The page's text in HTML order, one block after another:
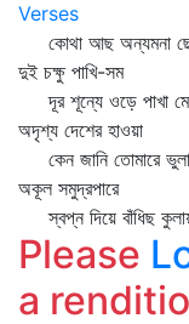
Verses
কোথা আছ অন্যমনা
দুই চক্ষু পাখি-সম
দূর শূন্যে ওড়ে পাখা
অদৃশ্য দেশের হাওয়া
কেন জানি তোমারে
অকূল সমুদ্রপারে
স্বপ্ন দিয়ে বাঁধিছ
Please
a